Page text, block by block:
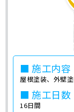
■ 施工内容
屋根塗装、外壁
■ 施工日数
16日間